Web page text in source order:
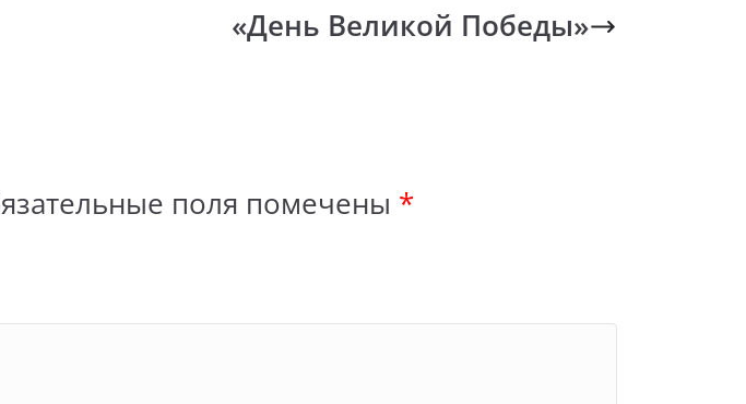
«День Великой Победы»
поля помечены *